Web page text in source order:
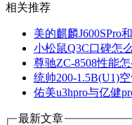
相关推荐
美的麒麟J600SPro
小松鼠Q3C口碑怎
尊驰ZC-8508性能
统帅200-1.5B(U1)
佑美u3hpro与亿健
最新文章